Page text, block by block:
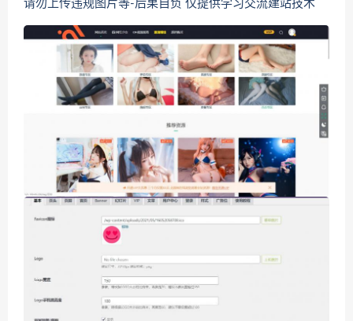
请勿上传违规图片等-后果自负 仅提供学习交流建站技术